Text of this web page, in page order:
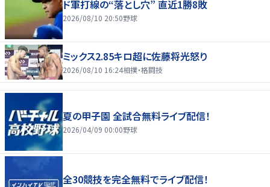
ド軍打線の“落とし穴” 直近1勝8敗
2026/08/10 20:50野球
ミックス2.85キロ超に佐藤将光怒り
2026/08/10 16:24相撲・格闘技
夏の甲子園 全試合無料ライブ配信！
2026/04/09 00:00野球
全30競技を完全無料でライブ配信！